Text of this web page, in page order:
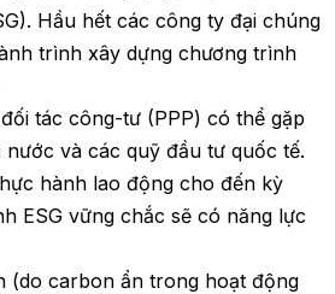
Hầu hết các công ty đại chúng
trình xây dựng chương trình
tác công-tư (PPP) có thể gặp
và các quỹ đầu tư quốc tế.
hành lao động cho đến kỳ
ESG vững chắc sẽ có năng lực
(do carbon ẩn trong hoạt động